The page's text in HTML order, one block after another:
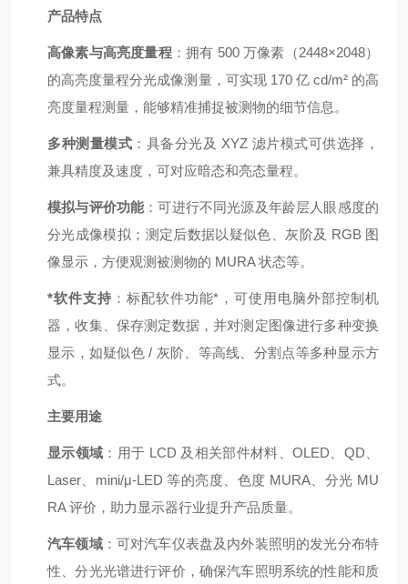
产品特点
高像素与高亮度量程：拥有 500 万像素（2448×2048）
的高亮度量程分光成像测量，可实现 170 亿 cd/m² 的高
亮度量程测量，能够精准捕捉被测物的细节信息。
多种测量模式 ：具备分光及 XYZ 滤片模式可供选择，
兼具精度及速度，可对应暗态和亮态量程。
模拟与评价功能 ：可进行不同光源及年龄层人眼感度的
分光成像模拟；测定后数据以疑似色、灰阶及 RGB 图
像显示，方便观测被测物的 MURA 状态等。
*软件支持 ：标配软件功能*，可使用电脑外部控制机
器，收集、保存测定数据，并对测定图像进行多种变换
显示，如疑似色 / 灰阶、等高线、分割点等多种显示方
式。
主要用途
显示领域 ：用于 LCD 及相关部件材料、OLED、QD、
Laser、mini/μ-LED 等的亮度、色度 MURA、分光 MU
RA 评价，助力显示器行业提升产品质量。
汽车领域：可对汽车仪表盘及内外装照明的发光分布特
性、分光光谱进行评价，确保汽车照明系统的性能和质